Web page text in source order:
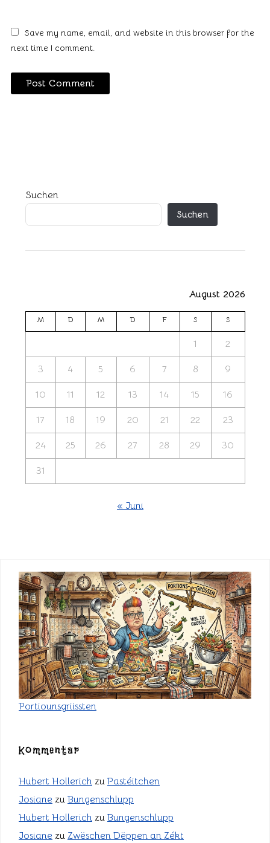
Save my name, email, and website in this browser for the
next time I comment.
Suchen
Suchen
August 2026
M D M D F S S
1 2
3 4 5 6 7 8 9
10 11 12 13 14 15 16
17 18 19 20 21 22 23
24 25 26 27 28 29 30
31
« Juni
Portiounsgriissten
Kommentar
Hubert Hollerich zu Pastéitchen
Josiane zu Bungenschlupp
Hubert Hollerich zu Bungenschlupp
Josiane zu Zwëschen Dëppen an Zékt